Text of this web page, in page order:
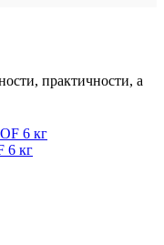
практичности, а
6 кг